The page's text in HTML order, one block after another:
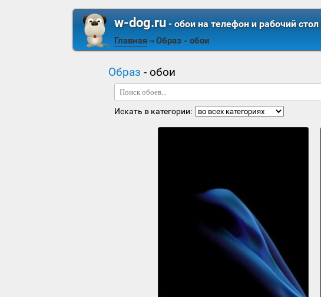
w-dog.ru- обои на телефон и рабочий стол
Главная ⇒ Образ - обои
Образ - обои
Искать в категории: